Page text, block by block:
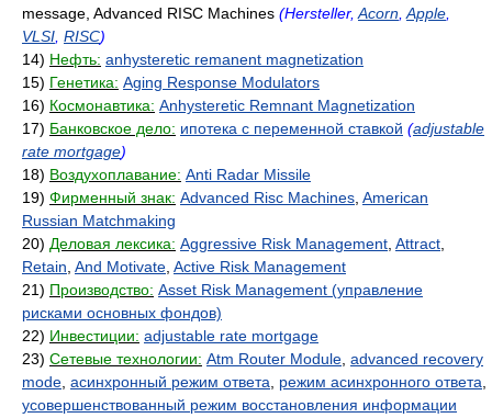
message, Advanced RISC Machines (Hersteller, Acorn Apple
VLSI RISC)
14) Нефть: anhysteretic remanent magnetization
15) Генетика: Aging Response Modulators
16) Космонавтика: Anhysteretic Remnant Magnetization
17) Банковское дело: ипотека с переменной ставкой (adjustable
rate mortgage)
18) Воздухоплавание: Anti Radar Missile
19) Фирменный знак: Advanced Risc Machines American
Russian Matchmaking
20) Деловая лексика: Aggressive Risk Management Attract
Retain And Motivate Active Risk Management
21) Производство: Asset Risk Management (управление
рисками основных фондов)
22) Инвестиции: adjustable rate mortgage
23) Сетевые технологии: Atm Router Module advanced recovery
mode асинхронный режим ответа режим асинхронного ответа
усовершенствованный режим восстановления информации